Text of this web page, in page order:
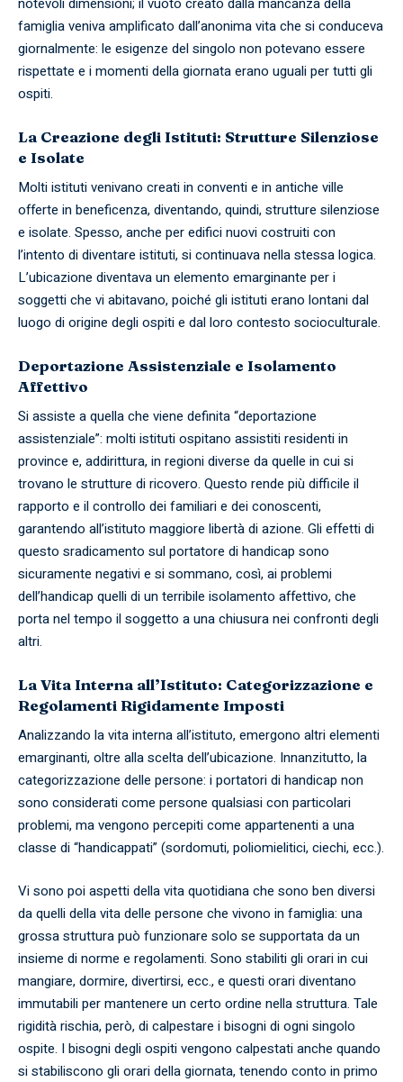
famiglia veniva amplificato dall’anonima vita che si conduceva
giornalmente: le esigenze del singolo non potevano essere
rispettate e i momenti della giornata erano uguali per tutti gli
ospiti.
La Creazione degli Istituti: Strutture Silenziose
e Isolate
Molti istituti venivano creati in conventi e in antiche ville
offerte in beneficenza, diventando, quindi, strutture silenziose
e isolate. Spesso, anche per edifici nuovi costruiti con
l’intento di diventare istituti, si continuava nella stessa logica.
L’ubicazione diventava un elemento emarginante per i
soggetti che vi abitavano, poiché gli istituti erano lontani dal
luogo di origine degli ospiti e dal loro contesto socioculturale.
Deportazione Assistenziale e Isolamento
Affettivo
Si assiste a quella che viene definita “deportazione
assistenziale”: molti istituti ospitano assistiti residenti in
province e, addirittura, in regioni diverse da quelle in cui si
trovano le strutture di ricovero. Questo rende più difficile il
rapporto e il controllo dei familiari e dei conoscenti,
garantendo all’istituto maggiore libertà di azione. Gli effetti di
questo sradicamento sul portatore di handicap sono
sicuramente negativi e si sommano, così, ai problemi
dell’handicap quelli di un terribile isolamento affettivo, che
porta nel tempo il soggetto a una chiusura nei confronti degli
altri.
La Vita Interna all’Istituto: Categorizzazione e
Regolamenti Rigidamente Imposti
Analizzando la vita interna all’istituto, emergono altri elementi
emarginanti, oltre alla scelta dell’ubicazione. Innanzitutto, la
categorizzazione delle persone: i portatori di handicap non
sono considerati come persone qualsiasi con particolari
problemi, ma vengono percepiti come appartenenti a una
classe di “handicappati” (sordomuti, poliomielitici, ciechi, ecc.).
Vi sono poi aspetti della vita quotidiana che sono ben diversi
da quelli della vita delle persone che vivono in famiglia: una
grossa struttura può funzionare solo se supportata da un
insieme di norme e regolamenti. Sono stabiliti gli orari in cui
mangiare, dormire, divertirsi, ecc., e questi orari diventano
immutabili per mantenere un certo ordine nella struttura. Tale
rigidità rischia, però, di calpestare i bisogni di ogni singolo
ospite. I bisogni degli ospiti vengono calpestati anche quando
si stabiliscono gli orari della giornata, tenendo conto in primo